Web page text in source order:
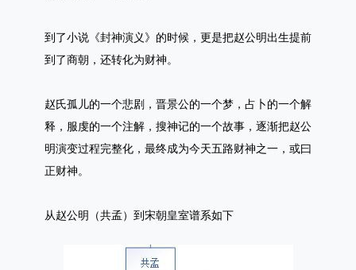
到了小说《封神演义》的时候，更是把赵公明出生提前
到了商朝，还转化为财神。
赵氏孤儿的一个悲剧，晋景公的一个梦，占卜的一个解
释，服虔的一个注解，搜神记的一个故事，逐渐把赵公
明演变过程完整化，最终成为今天五路财神之一，或曰
正财神。
从赵公明（共孟）到宋朝皇室谱系如下